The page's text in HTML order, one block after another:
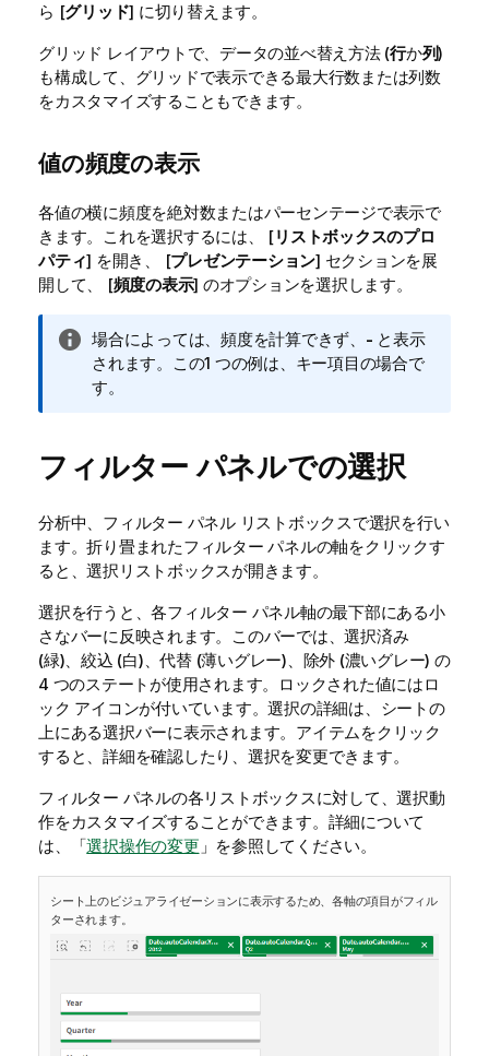
ら [グリッド] に切り替えます。
グリッド レイアウトで、データの並べ替え方法 (行か列)
も構成して、グリッドで表示できる最大行数または列数
をカスタマイズすることもできます。
値の頻度の表示
各値の横に頻度を絶対数またはパーセンテージで表示で
きます。これを選択するには、 [リストボックスのプロ
パティ] を開き、 [プレゼンテーション] セクションを展
開して、 [頻度の表示] のオプションを選択します。
情
報
メ
場合によっては、頻度を計算できず、 - と表示
されます。この1 つの例は、キー項目の場合で
す。
フィルター パネルでの選択
分析中、フィルター パネル リストボックスで選択を行い
ます。折り畳まれたフィルター パネルの軸をクリックす
ると、選択リストボックスが開きます。
選択を行うと、各フィルター パネル軸の最下部にある小
さなバーに反映されます。このバーでは、選択済み
(緑)、絞込 (白)、代替 (薄いグレー)、除外 (濃いグレー) の
4 つのステートが使用されます。
ロックされた値にはロ
ック アイコンが付いています。選択の詳細は、シートの
上にある選択バーに表示されます。アイテムをクリック
すると、詳細を確認したり、選択を変更できます。
フィルター パネルの各リストボックスに対して、選択動
作をカスタマイズすることができます。 詳細について
は、「選択操作の変更 」を参照してください。
シート上のビジュアライゼーションに表示するため、各軸の項目がフィル
ターされます。